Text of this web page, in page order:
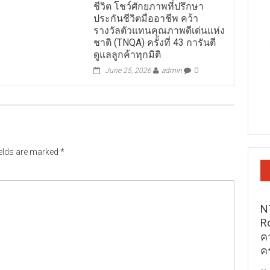
ชีวิต โชว์ศักยภาพที่ปรึกษา
ประกันชีวิตมืออาชีพ คว้า
รางวัลตัวแทนคุณภาพดีเด่นแห่ง
ชาติ (TNQA) ครั้งที่ 43 การันตี
ดูแลลูกค้าทุกมิติ
June 25, 2026 admin 0
are marked *
ค
ค